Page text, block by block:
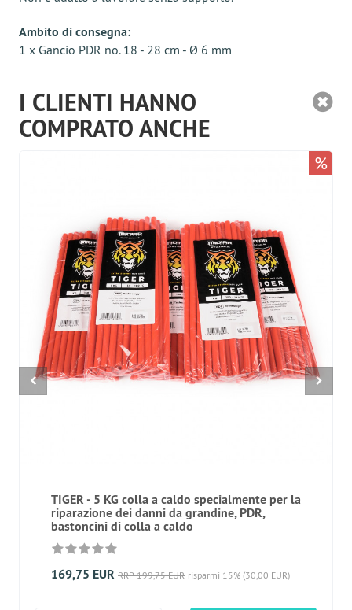
Ambito di consegna:
1 x Gancio PDR no. 18 - 28 cm - Ø 6 mm
I CLIENTI HANNO
COMPRATO ANCHE
TIGER - 5 KG colla a caldo specialmente per la
riparazione dei danni da grandine, PDR,
bastoncini di colla a caldo
169,75 EUR RRP 199,75 EUR risparmi 15% (30,00 EUR)
%